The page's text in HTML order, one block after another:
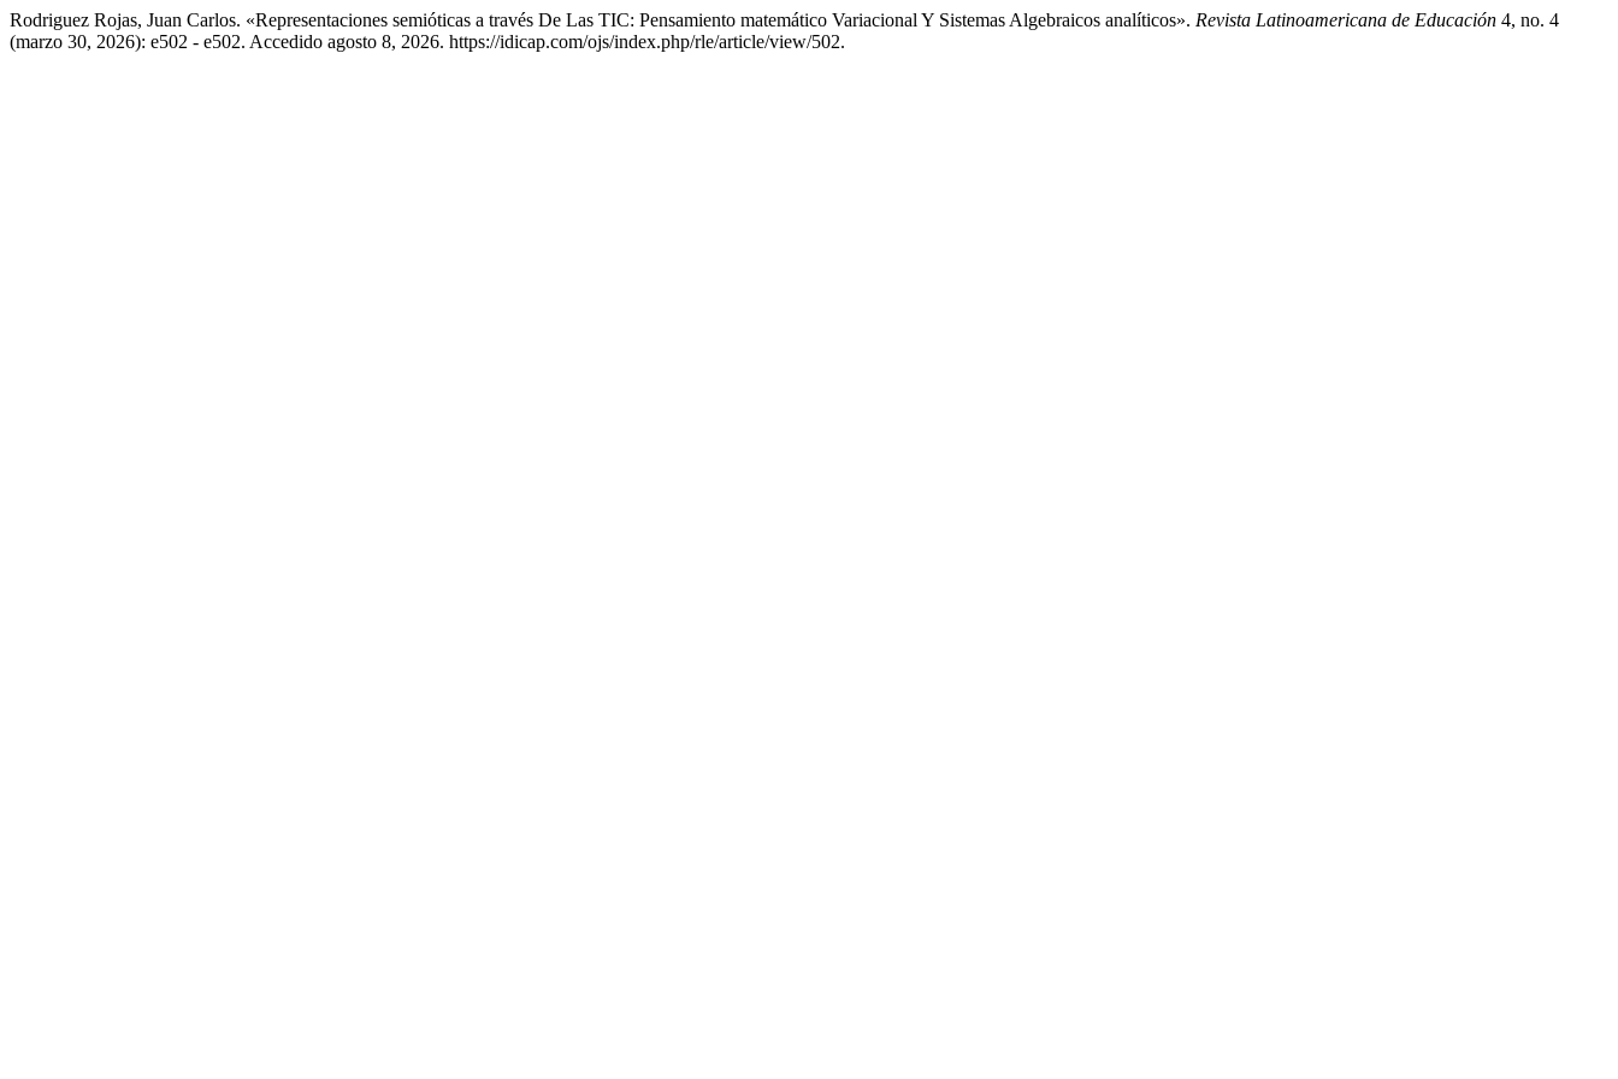
Rodriguez Rojas, Juan Carlos. «Representaciones semióticas a través De Las TIC: Pensamiento matemático Variacional Y Sistemas Algebraicos analíticos». Revista Latinoamericana de Educación 4, no. 4
(marzo 30, 2026): e502 - e502. Accedido agosto 8, 2026. https://idicap.com/ojs/index.php/rle/article/view/502.